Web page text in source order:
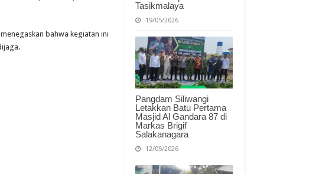
Tasikmalaya
19/05/2026
Pangdam Siliwangi
Letakkan Batu Pertama
Masjid Al Gandara 87 di
Markas Brigif
Salakanagara
12/05/2026
bahwa kegiatan ini